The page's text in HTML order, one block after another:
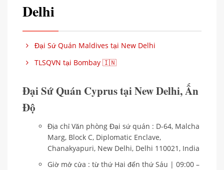
Delhi
Đại Sứ Quán Maldives tại New Delhi
TLSQVN tại Bombay 🇮🇳
Đại Sứ Quán Cyprus tại New Delhi, Ấn
Độ
Địa chỉ Văn phòng Đại sứ quán : D-64, Malcha
Marg, Block C, Diplomatic Enclave,
Chanakyapuri, New Delhi, Delhi 110021, India
Giờ mở cửa : từ thứ Hai đến thứ Sáu | 09:00 –